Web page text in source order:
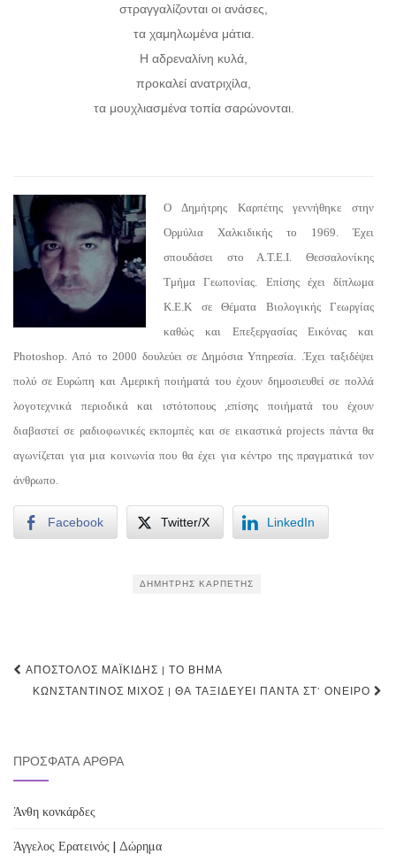
στραγγαλίζονται οι ανάσες,
τα χαμηλωμένα μάτια.
Η αδρεναλίνη κυλά,
προκαλεί ανατριχίλα,
τα μουχλιασμένα τοπία σαρώνονται.
Ο Δημήτρης Καρπέτης γεννήθηκε στην
Ορμύλια Χαλκιδικής το 1969. Έχει
σπουδάσει στο Α.Τ.Ε.Ι. Θεσσαλονίκης
Τμήμα Γεωπονίας. Επίσης έχει δίπλωμα
Κ.Ε.Κ σε Θέματα Βιολογικής Γεωργίας
καθώς και Επεξεργασίας Εικόνας και
Photoshop. Από το 2000 δουλεύει σε Δημόσια Υπηρεσία. .Έχει ταξιδέψει
πολύ σε Ευρώπη και Αμερική ποιήματά του έχουν δημοσιευθεί σε πολλά
λογοτεχνικά περιοδικά και ιστότοπους ,επίσης ποιήματά του έχουν
διαβαστεί σε ραδιοφωνικές εκπομπές και σε εικαστικά projects πάντα θα
αγωνίζεται για μια κοινωνία που θα έχει για κέντρο της πραγματικά τον
άνθρωπο.
Facebook Twitter/X LinkedIn
ΔΗΜΉΤΡΗΣ ΚΑΡΠΈΤΗΣ
Post
navigation
ΑΠΌΣΤΟΛΟΣ ΜΑΪΚΊΔΗΣ | ΤΟ ΒΉΜΑ
ΚΩΝΣΤΑΝΤΊΝΟΣ ΜΊΧΟΣ | ΘΑ ΤΑΞΙΔΕΎΕΙ ΠΆΝΤΑ ΣΤ’ ΌΝΕΙΡΟ
ΠΡΌΣΦΑΤΑ ΆΡΘΡΑ
Άνθη κονκάρδες
Άγγελος Ερατεινός | Δώρημα